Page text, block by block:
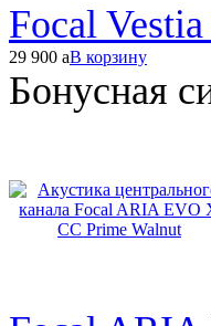
Focal
29 900 aВ корзину
Бонусная